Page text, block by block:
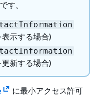
す。
示する場合)
新する場合)
に最小アクセス許可